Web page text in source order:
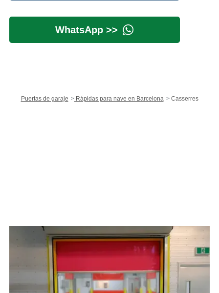
WhatsApp >>
Puertas de garaje Rápidas para nave en Barcelona Casserres